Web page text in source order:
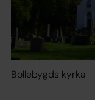
Bollebygds kyrka